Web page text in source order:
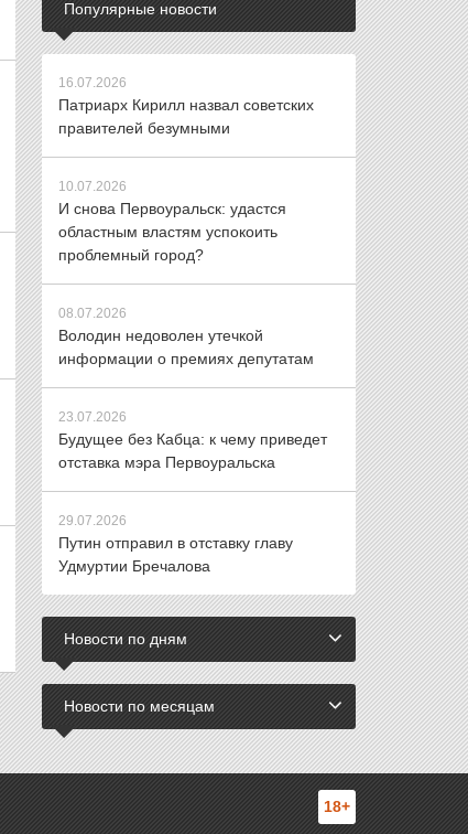
Популярные новости
16.07.2026
Патриарх Кирилл назвал советских
правителей безумными
10.07.2026
И снова Первоуральск: удастся
областным властям успокоить
проблемный город?
08.07.2026
Володин недоволен утечкой
информации о премиях депутатам
23.07.2026
Будущее без Кабца: к чему приведет
отставка мэра Первоуральска
29.07.2026
Путин отправил в отставку главу
Удмуртии Бречалова
Новости по дням
Новости по месяцам
18+